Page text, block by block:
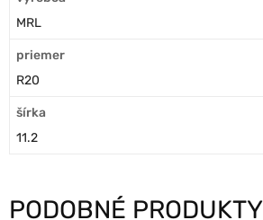
MRL
priemer
R20
šírka
11.2
PODOBNÉ PRODUKTY